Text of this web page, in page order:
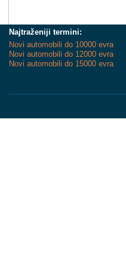
Najtraženiji termini:
Novi automobili do 10000 evra
Novi automobili do 12000 evra
Novi automobili do 15000 evra